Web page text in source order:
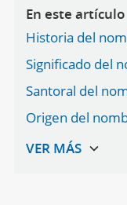
En este artículo
Historia del
Significado del
Santoral del
Origen del